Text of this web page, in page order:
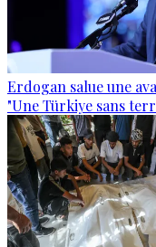
Erdogan salue une
"Une Türkiye sans